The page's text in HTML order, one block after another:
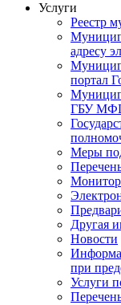
Услуги
Реестр
адресу
портал
ГБУ
Меры
Другая
Новости
при
Услуги